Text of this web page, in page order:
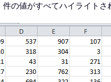
の値がすべてハイライトさ